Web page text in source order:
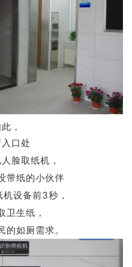
，
口处
脸取纸机，
带纸的小伙伴
设备前3秒，
卫生纸，
的如厕需求。